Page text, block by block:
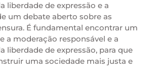
liberdade de expressão e a
um debate aberto sobre as
É fundamental encontrar um
a moderação responsável e a
liberdade de expressão, para que
uma sociedade mais justa e